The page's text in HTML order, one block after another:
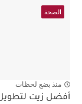
الصحة
منذ بضع لحظات
أفضل زيت